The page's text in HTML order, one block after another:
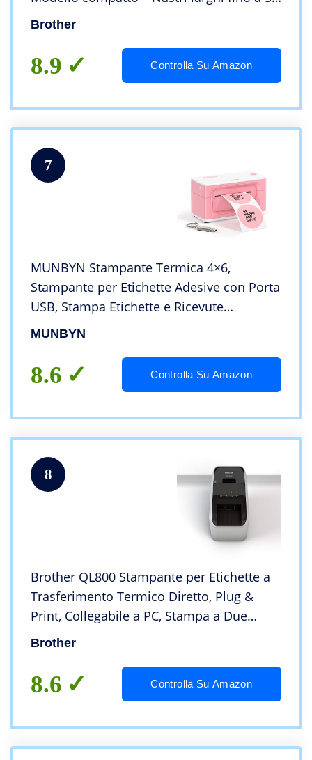
mm – Tempo libero creativo – FAI DA TE –
Brother
8.9 Controlla Su Amazon
7
MUNBYN Stampante Termica 4×6,
Stampante per Etichette Adesive con Porta
USB, Stampa Etichette e Ricevute
Commerciali ad Alta Velocità da 150mm/s
MUNBYN
8.6 Controlla Su Amazon
8
Brother QL800 Stampante per Etichette a
Trasferimento Termico Diretto, Plug &
Print, Collegabile a PC, Stampa a Due
Colori Rosso e Nero, Interfaccia USB,
Brother
8.6 Controlla Su Amazon